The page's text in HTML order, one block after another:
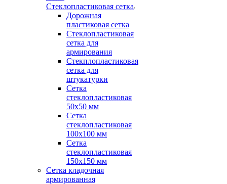
Стеклопластиковая сетка
Дорожная
пластиковая сетка
Стеклопластиковая
сетка для
армирования
Стекплопластиковая
сетка для
штукатурки
Сетка
стеклопластиковая
50x50 мм
Сетка
стеклопластиковая
100x100 мм
Сетка
стеклопластиковая
150x150 мм
Сетка кладочная
армированная